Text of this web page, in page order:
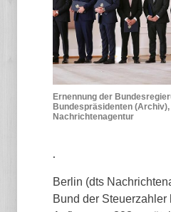
Ernennung der
Bundespräsidenten
Nachrichtenagentur
.
Berlin (dts
Bund der Steuerzahler